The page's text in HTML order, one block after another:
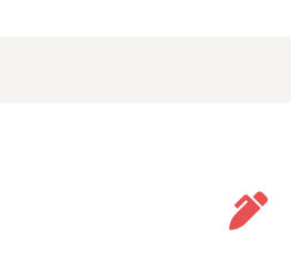
